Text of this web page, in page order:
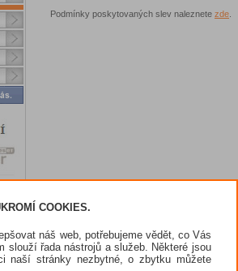
Podmínky poskytovaných slev naleznete zde
COOKIES.
náš web, potřebujeme vědět, co Vás
slouží řada nástrojů a služeb. Některé jsou
naší stránky nezbytné, o zbytku můžete